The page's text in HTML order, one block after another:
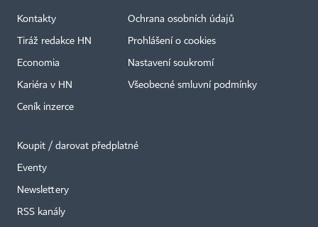
Kontakty
Tiráž redakce HN
Economia
Kariéra v HN
Ceník inzerce
Ochrana osobních údajů
Prohlášení o cookies
Nastavení soukromí
Všeobecné smluvní podmínky
Koupit / darovat předplatné
Eventy
Newslettery
RSS kanály